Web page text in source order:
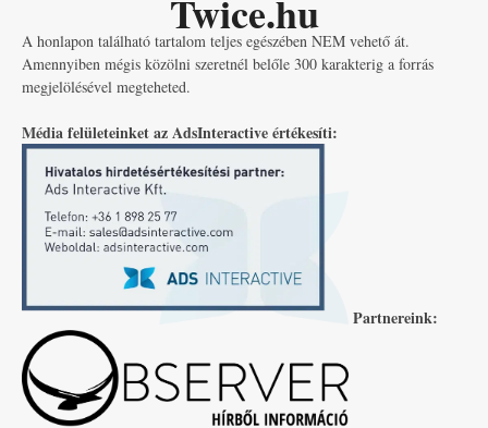
Twice.hu
A honlapon található tartalom teljes egészében NEM vehető át.
Amennyiben mégis közölni szeretnél belőle 300 karakterig a forrás
megjelölésével megteheted.
Média felületeinket az AdsInteractive értékesíti:
Partnereink: